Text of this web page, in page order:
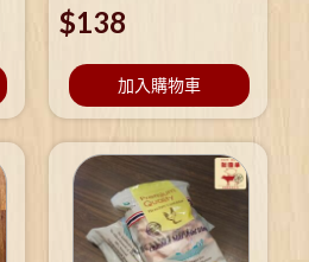
$138
加入購物車